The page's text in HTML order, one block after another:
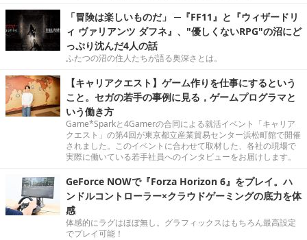
「冒険は楽しいものだ」 ─『FF11』と『ウィザードリ
ィ ヴァリアンツ ダフネ』、"優しくないRPG"の沼にど
っぷり沈んだ4人の話
ふたつの沼の住人たちが語る奥深さとは。
【キャリアクエスト】ゲーム作りを仕事にするという
こと。セガの若手の事例に見る，ゲームプログラマと
いう働き方
Game*Sparkと4Gamerの合同による就活イベント「キャリア
クエスト」の第4回が東京都立産業貿易センター浜松町館で開催
されました。このイベントに合わせて取材した、各社の現場で
実際に働いている若手社員へのインタビューをお届けします。
GeForce NOWで『Forza Horizon 6』をプレイ。ハ
ンドルコントローラー×クラウドゲーミングの底力を体
感
体感的にラグはほぼ無し。グラフィックスはもちろん最高設定
でプレイ可能！